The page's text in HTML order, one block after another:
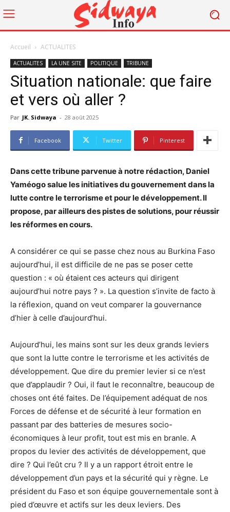
Accueil ACTUALITES
ACTUALITES LA UNE SITE POLITIQUE TRIBUNE
Situation nationale: que faire
et vers où aller ?
Par JK. Sidwaya - 28 août 2025
Facebook Twitter Pinterest
Dans cette tribune parvenue à notre rédaction, Daniel
Yaméogo salue les initiatives du gouvernement dans la
lutte contre le terrorisme et pour le développement. Il
propose, par ailleurs des pistes de solutions, pour réussir
les réformes en cours.
A considérer ce qui se passe chez nous au Burkina Faso
aujourd’hui, il est difficile de ne pas se poser cette
question : « où étaient ces acteurs qui dirigent
aujourd’hui notre pays ? ». La question s’invite de facto à
la réflexion, quand on veut comparer la gouvernance
d’hier à celle d’aujourd’hui.
Aujourd’hui, les mains sont sur les deux grands leviers
que sont la lutte contre le terrorisme et les activités de
développement. Que dire du premier levier si ce n’est
que d’applaudir ? Oui, il faut le reconnaître, beaucoup de
choses ont été faites. De l’équipement adéquat de nos
Forces de défense et de sécurité à leur formation en
passant par des batteries de mesures socio-
économiques à leur profit, tout est mis en branle. A
propos du levier des activités de développement, que
dire ? Qui l’eût cru ? Il y a un rapport étroit entre le
développement d’un pays et la sécurité qui y règne. Le
président du Faso et son équipe gouvernementale sont à
pied d’œuvre et actifs sur les deux leviers. Des